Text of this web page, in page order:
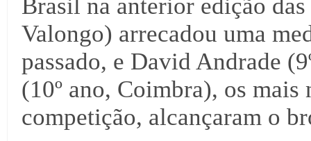
Brasil na anterior edição
Valongo) arrecadou uma
passado, e David Andrade
(10º ano, Coimbra), os mais
competição, alcançaram o